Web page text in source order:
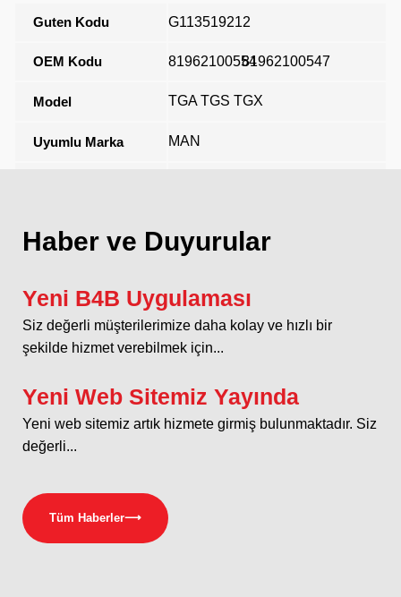
Guten Kodu G113519212
OEM Kodu 8196210055481962100547
Model TGA TGS TGX
Uyumlu Marka MAN
Haber ve Duyurular
Yeni B4B Uygulaması
Siz değerli müşterilerimize daha kolay ve hızlı bir
şekilde hizmet verebilmek için...
Yeni Web Sitemiz Yayında
Yeni web sitemiz artık hizmete girmiş bulunmaktadır. Siz
değerli...
Tüm Haberler⟶